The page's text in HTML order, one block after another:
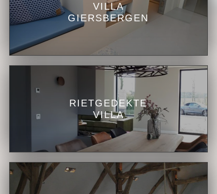
VILLA
GIERSBERGEN
RIETGEDEKTE
VILLA